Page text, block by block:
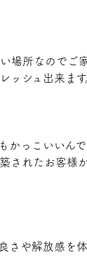
場所なので
シュ出来ます
かっこいいん
されたお客様か
さや解放感を